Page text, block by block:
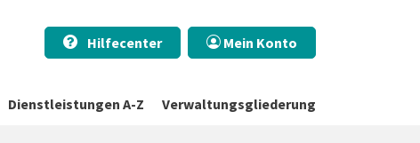
Hilfecenter
Mein Konto
Dienstleistungen A-Z Verwaltungsgliederung